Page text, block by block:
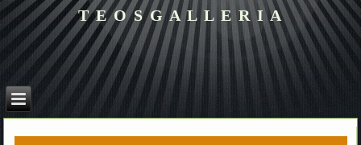
T E O S G A L L E R I A